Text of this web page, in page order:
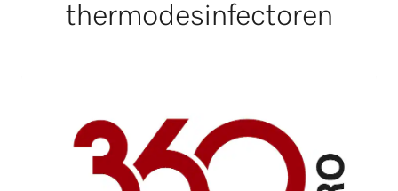
thermodesinfectoren